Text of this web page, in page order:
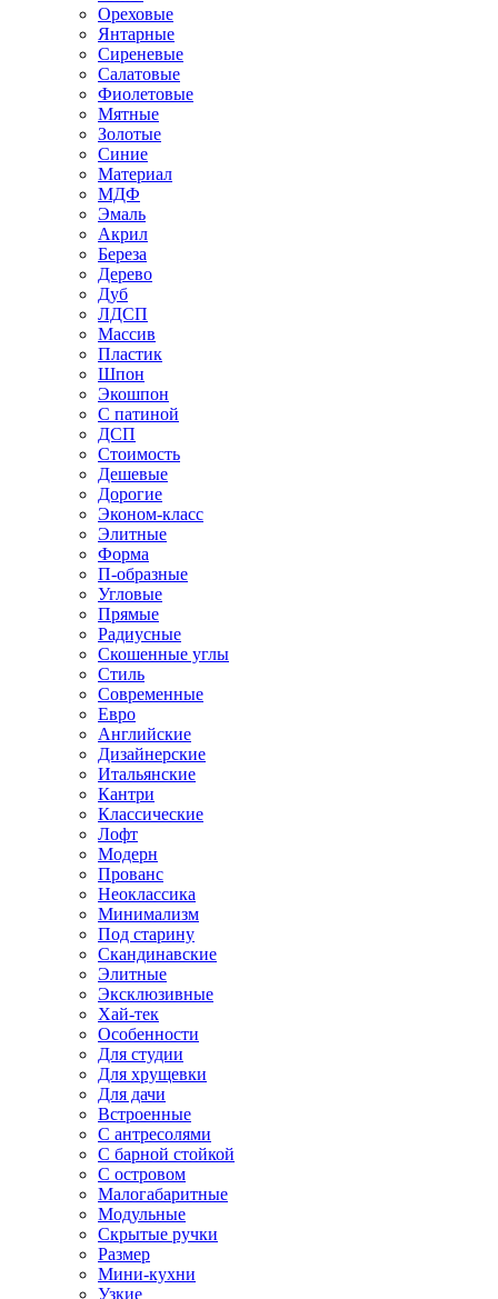
Ореховые
Янтарные
Сиреневые
Салатовые
Фиолетовые
Мятные
Золотые
Синие
Материал
МДФ
Эмаль
Акрил
Береза
Дерево
Дуб
ЛДСП
Массив
Пластик
Шпон
Экошпон
С патиной
ДСП
Стоимость
Дешевые
Дорогие
Эконом-класс
Элитные
Форма
П-образные
Угловые
Прямые
Радиусные
Скошенные углы
Стиль
Современные
Евро
Английские
Дизайнерские
Итальянские
Кантри
Классические
Лофт
Модерн
Прованс
Неоклассика
Минимализм
Под старину
Скандинавские
Элитные
Эксклюзивные
Хай-тек
Особенности
Для студии
Для хрущевки
Для дачи
Встроенные
С антресолями
С барной стойкой
С островом
Малогабаритные
Модульные
Скрытые ручки
Размер
Мини-кухни
Узкие